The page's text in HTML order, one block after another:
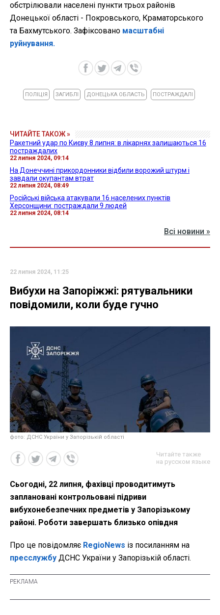
обстрілювали населені пункти трьох районів
Донецької області - Покровського, Краматорського
та Бахмутського. Зафіксовано масштабні
руйнування.
ПОЛІЦІЯ ЗАГИБЛІ ДОНЕЦЬКА ОБЛАСТЬ ПОСТРАЖДАЛІ
ЧИТАЙТЕ ТАКОЖ »
Ракетний удар по Києву 8 липня: в лікарнях залишаються 16
постраждалих
22 липня 2024, 09:14
На Донеччині прикордонники відбили ворожий штурм і
завдали окупантам втрат
22 липня 2024, 08:49
Російські війська атакували 16 населених пунктів
Херсонщини: постраждали 9 людей
22 липня 2024, 08:14
Всі новини »
22 липня 2024, 11:25
Вибухи на Запоріжжі: рятувальники
повідомили, коли буде гучно
фото: ДСНС України у Запорізькій області
Читайте также
на русском языке
Сьогодні, 22 липня, фахівці проводитимуть
заплановані контрольовані підриви
вибухонебезпечних предметів у Запорізькому
районі. Роботи завершать близько опівдня
Про це повідомляє RegioNews із посиланням на
пресслужбу ДСНС України у Запорізькій області.